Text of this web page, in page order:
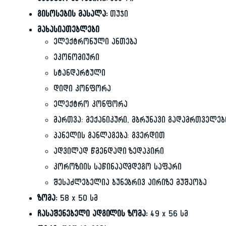
გისოსების მასალა:თუჯი
მახასიათებლები
ელექტრონული ანთება
ეკონომიური
სტანდარტული
დიდი კონფორა
ელექტრო კონფორა
მართვა: მექანიკური, მბრუნავი
პანელის განლაგება: გვერდით
ადვილად წმენდადი ზედაპირი
კოროზიის საწინააღმდეგო საფარი
შესაძლებელია ბუნებრივ აირიზე მუშაობა
ზომა:58 x 50 სმ
ჩასაშენებელი ადგილის ზომა: 49 x 56 სმ